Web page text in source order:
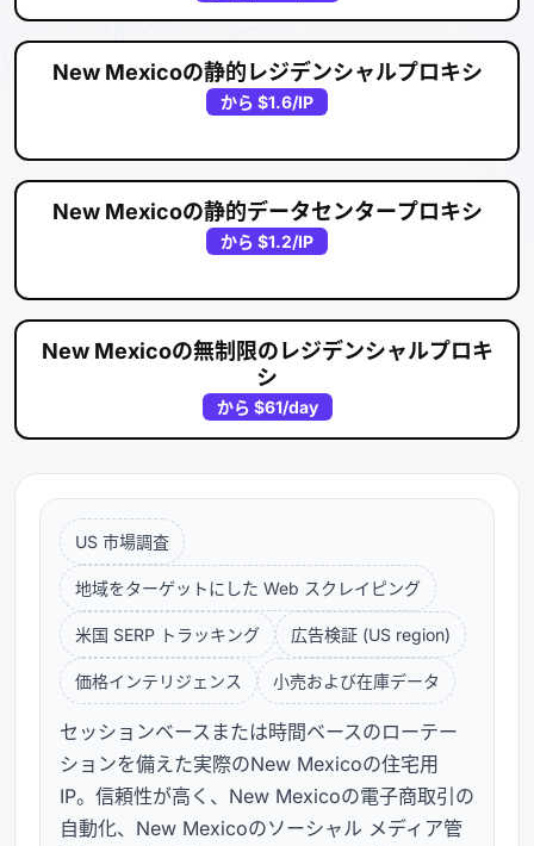
New Mexicoの静的レジデンシャルプロキシ
から $1.6/IP
New Mexicoの静的データセンタープロキシ
から $1.2/IP
New Mexicoの無制限のレジデンシャルプロキ
シ
から $61/day
US 市場調査
地域をターゲットにした Web スクレイピング
米国 SERP トラッキング 広告検証 (US region)
価格インテリジェンス 小売および在庫データ
セッションベースまたは時間ベースのローテー
ションを備えた実際のNew Mexicoの住宅用
IP。信頼性が高く、New Mexicoの電子商取引の
自動化、New Mexicoのソーシャル メディア管